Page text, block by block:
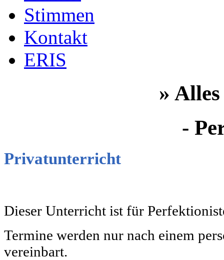
Stimmen
Kontakt
ERIS
»
-
Privatunterricht
Dieser Unterricht ist für
Termine werden nur nach einem
vereinbart.